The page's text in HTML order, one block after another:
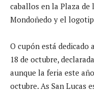
caballos en la Plaza de
Mondoñedo y el
O cupón está dedicado
18 de octubre,
aunque la feria este
octubre. As San Lucas